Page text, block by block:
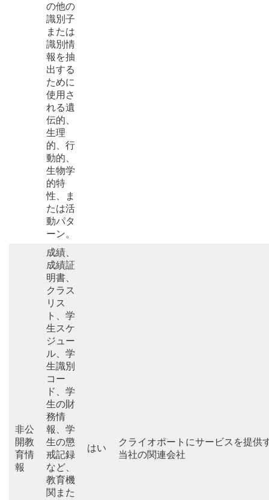
の他の
識別子
または
識別情
報を抽
出する
ために
使用さ
れる遺
伝的、
生理
的、行
動的、
生物学
的特
性、ま
たは活
動パタ
ーン。
非公
開教
育情
報
成績、
成績証
明書、
クラス
リス
ト、学
生スケ
ジュー
ル、学
生識別
コー
ド、学
生の財
務情
報、学
生の懲
戒記録
など、
教育機
関また
はい
クライオポートにサービスを提供
当社の関連会社